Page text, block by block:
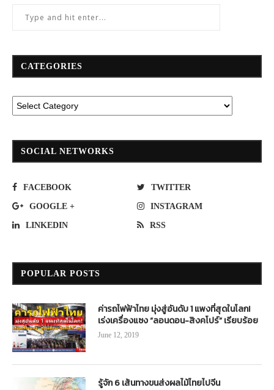
CATEGORIES
SOCIAL NETWORKS
FACEBOOK TWITTER
GOOGLE + INSTAGRAM
LINKEDIN RSS
POPULAR POSTS
ค่ารถไฟฟ้าไทย มุ่งสู่อันดับ 1 แพงที่สุดในโลก!
เร่งเครื่องแซง “ลอนดอน-สิงคโปร์” เรียบร้อย
June 12, 2019
รู้จัก 6 เส้นทางขนส่งผลไม้ไทยไปจีน